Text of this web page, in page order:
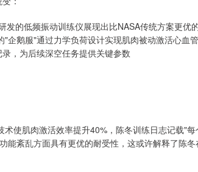
的低频振动训练仪展现出比NASA传统方案更优
鹅服"通过力学负荷设计实现肌肉被动激活心血
，为后续深空任务提供关键参数
使肌肉激活效率提升40%，陈冬训练日志记载"
能紊乱方面具有更优的耐受性，这或许解释了陈